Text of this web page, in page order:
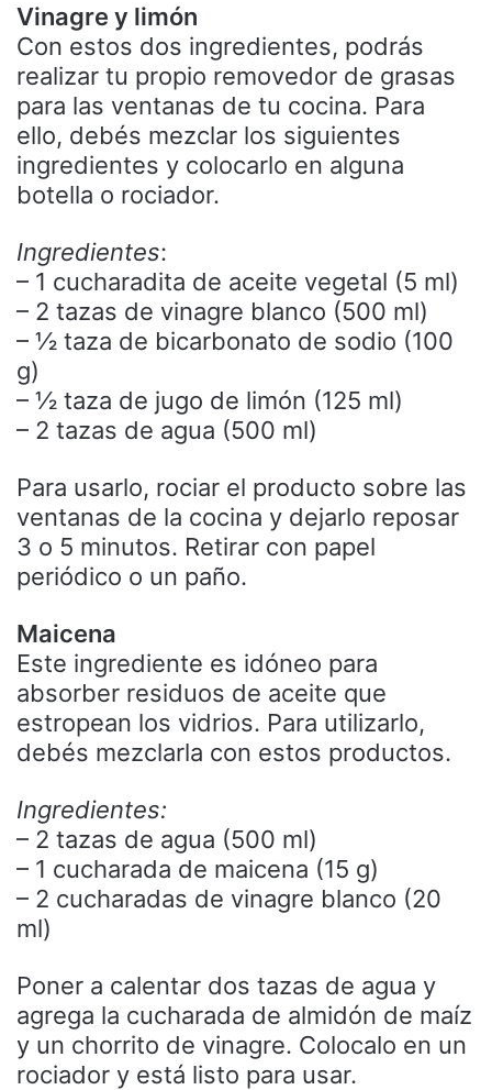
Vinagre y limón
Con estos dos ingredientes, podrás
realizar tu propio removedor de grasas
para las ventanas de tu cocina. Para
ello, debés mezclar los siguientes
ingredientes y colocarlo en alguna
botella o rociador.
Ingredientes:
– 1 cucharadita de aceite vegetal (5 ml)
– 2 tazas de vinagre blanco (500 ml)
– ½ taza de bicarbonato de sodio (100
g)
– ½ taza de jugo de limón (125 ml)
– 2 tazas de agua (500 ml)
Para usarlo, rociar el producto sobre las
ventanas de la cocina y dejarlo reposar
3 o 5 minutos. Retirar con papel
periódico o un paño.
Maicena
Este ingrediente es idóneo para
absorber residuos de aceite que
estropean los vidrios. Para utilizarlo,
debés mezclarla con estos productos.
Ingredientes:
– 2 tazas de agua (500 ml)
– 1 cucharada de maicena (15 g)
– 2 cucharadas de vinagre blanco (20
ml)
Poner a calentar dos tazas de agua y
agrega la cucharada de almidón de maíz
y un chorrito de vinagre. Colocalo en un
rociador y está listo para usar.